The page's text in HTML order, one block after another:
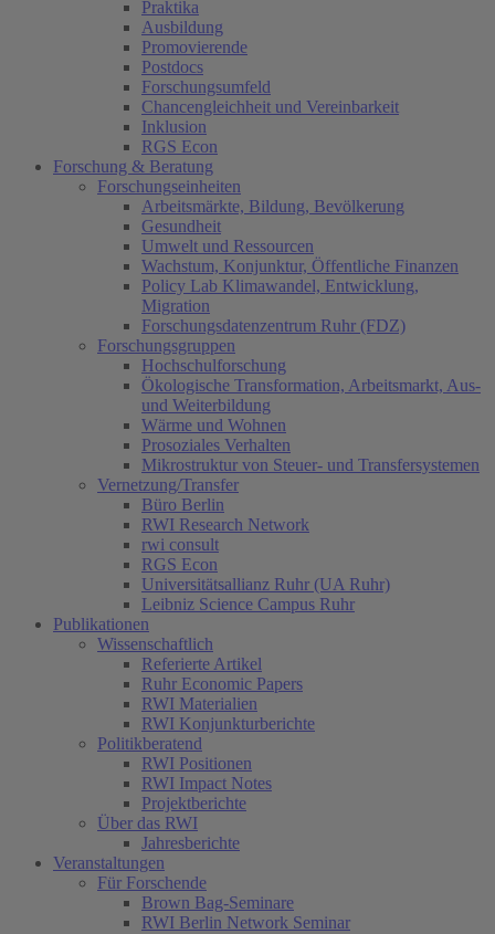
Praktika
Ausbildung
Promovierende
Postdocs
Forschungsumfeld
Chancengleichheit und Vereinbarkeit
Inklusion
RGS Econ
Forschung & Beratung
Forschungseinheiten
Arbeitsmärkte, Bildung, Bevölkerung
Gesundheit
Umwelt und Ressourcen
Wachstum, Konjunktur, Öffentliche Finanzen
Policy Lab Klimawandel, Entwicklung,
Migration
Forschungsdatenzentrum Ruhr (FDZ)
Forschungsgruppen
Hochschulforschung
Ökologische Transformation, Arbeitsmarkt, Aus-
und Weiterbildung
Wärme und Wohnen
Prosoziales Verhalten
Mikrostruktur von Steuer- und Transfersystemen
Vernetzung/Transfer
Büro Berlin
RWI Research Network
rwi consult
RGS Econ
Universitätsallianz Ruhr (UA Ruhr)
Leibniz Science Campus Ruhr
Publikationen
Wissenschaftlich
Referierte Artikel
Ruhr Economic Papers
RWI Materialien
RWI Konjunkturberichte
Politikberatend
RWI Positionen
RWI Impact Notes
Projektberichte
Über das RWI
Jahresberichte
Veranstaltungen
Für Forschende
Brown Bag-Seminare
RWI Berlin Network Seminar